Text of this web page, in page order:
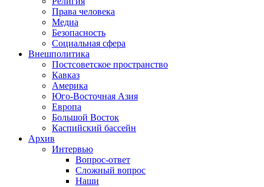
Права человека
Медиа
Безопасность
Социальная сфера
Внешполитика
Постсоветское пространство
Кавказ
Америка
Юго-Восточная Азия
Европа
Большой Восток
Каспийский бассейн
Архив
Интервью
Вопрос-ответ
Сложный вопрос
Наши